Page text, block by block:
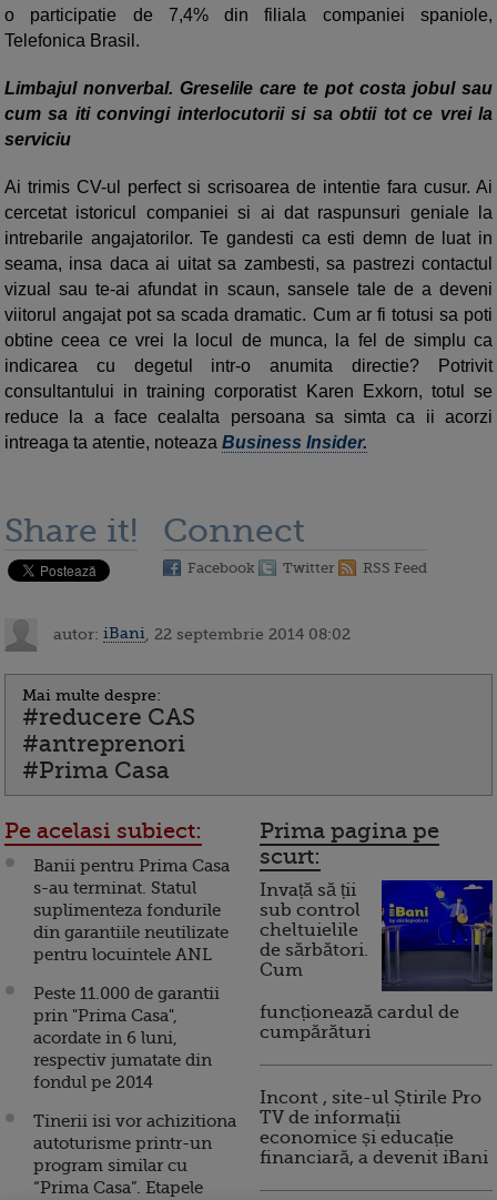
o participatie de 7,4% din filiala companiei spaniole,
Telefonica Brasil.
Limbajul nonverbal. Greselile care te pot costa jobul sau
cum sa iti convingi interlocutorii si sa obtii tot ce vrei la
serviciu
Ai trimis CV-ul perfect si scrisoarea de intentie fara cusur. Ai
cercetat istoricul companiei si ai dat raspunsuri geniale la
intrebarile angajatorilor. Te gandesti ca esti demn de luat in
seama, insa daca ai uitat sa zambesti, sa pastrezi contactul
vizual sau te-ai afundat in scaun, sansele tale de a deveni
viitorul angajat pot sa scada dramatic. Cum ar fi totusi sa poti
obtine ceea ce vrei la locul de munca, la fel de simplu ca
indicarea cu degetul intr-o anumita directie? Potrivit
consultantului in training corporatist Karen Exkorn, totul se
reduce la a face cealalta persoana sa simta ca ii acorzi
intreaga ta atentie, noteaza Business Insider.
Share it! Connect
Facebook Twitter RSS Feed
autor: iBani , 22 septembrie 2014 08:02
Mai multe despre:
#reducere CAS
#antreprenori
#Prima Casa
Pe acelasi subiect:
Banii pentru Prima Casa
s-au terminat. Statul
suplimenteza fondurile
din garantiile neutilizate
pentru locuintele ANL
Peste 11.000 de garantii
prin "Prima Casa",
acordate in 6 luni,
respectiv jumatate din
fondul pe 2014
Tinerii isi vor achizitiona
autoturisme printr-un
program similar cu
“Prima Casa”. Etapele
Prima pagina pe
scurt:
Invață să ții
sub control
cheltuielile
de sărbători.
Cum
funcționează cardul de
cumpărături
Incont , site-ul Știrile Pro
TV de informații
economice și educație
financiară, a devenit iBani